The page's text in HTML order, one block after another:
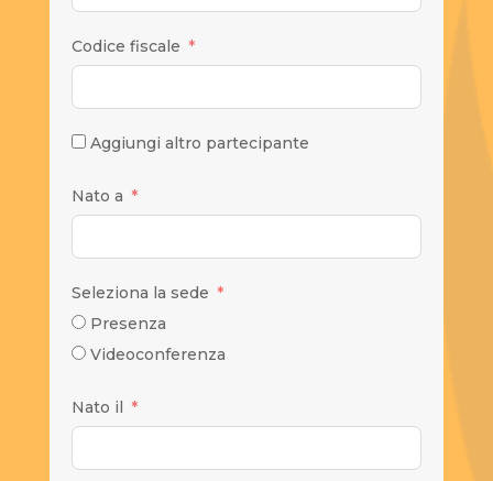
Codice fiscale
Aggiungi altro partecipante
Nato a
Seleziona la sede
Presenza
Videoconferenza
Nato il